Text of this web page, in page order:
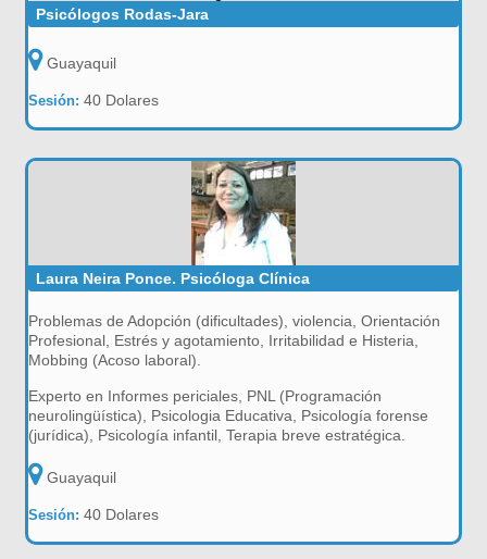
Psicólogos Rodas-Jara
Guayaquil
Sesión:40 Dolares
Laura Neira Ponce. Psicóloga Clínica
Problemas de Adopción (dificultades), violencia, Orientación
Profesional, Estrés y agotamiento, Irritabilidad e Histeria,
Mobbing (Acoso laboral).
Experto en Informes periciales, PNL (Programación
neurolingüística), Psicologia Educativa, Psicología forense
(jurídica), Psicología infantil, Terapia breve estratégica.
Guayaquil
Sesión:40 Dolares